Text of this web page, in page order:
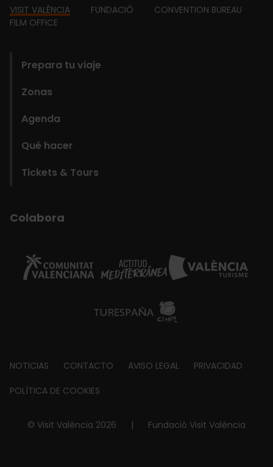
Footer
VISIT VALÈNCIA FUNDACIÓ
CONVENTION BUREAU
FILM OFFICE
Prepara tu viaje
Zonas
Agenda
Qué hacer
Tickets & Tours
Colabora
Footer
about
NOTICIAS CONTACTO AVISO LEGAL PRIVACIDAD
POLÍTICA DE COOKIES
© Visit València 2026 | Fundació Visit València